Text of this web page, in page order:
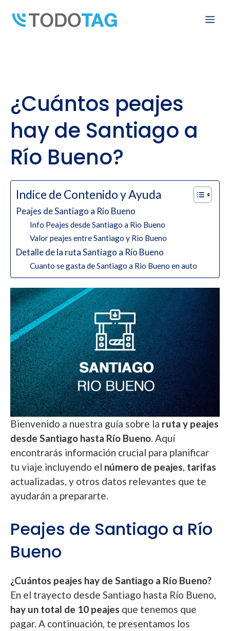
¿Cuántos peajes
hay de Santiago a
Río Bueno?
Indice de Contenido y Ayuda
Peajes de Santiago a Río Bueno
Info Peajes desde Santiago a Rio Bueno
Valor peajes entre Santiago y Rio Bueno
Detalle de la ruta Santiago a Río Bueno
Cuanto se gasta de Santiago a Rio Bueno en auto
Bienvenido a nuestra guía sobre la ruta y peajes
desde Santiago hasta Río Bueno. Aquí
encontrarás información crucial para planificar
tu viaje incluyendo el número de peajes, tarifas
actualizadas, y otros datos relevantes que te
ayudarán a prepararte.
Peajes de Santiago a Río
Bueno
¿Cuántos peajes hay de Santiago a Río Bueno?
En el trayecto desde Santiago hasta Río Bueno,
hay un total de 10 peajes que tenemos que
pagar. A continuación, te presentamos los